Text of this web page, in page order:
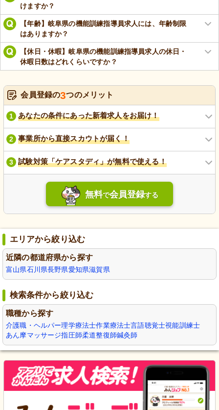
けますか？
【年齢】岐阜県の機能訓練指導員求人には、年齢制限
はありますか？
【休日・休暇】岐阜県の機能訓練指導員求人の休日・
休暇日数はどれくらいですか？
会員登録の3つのメリット
1 あなたの条件にあった新着求人をお届け！
2 事業所から直接スカウトが届く！
3 試験対策「ケアスタディ」が無料で使える！
無料で会員登録する
エリアから絞り込む
近隣の都道府県から探す
富山県石川県長野県愛知県滋賀県
検索条件から絞り込む
職種から探す
介護職・ヘルパー理学療法士作業療法士言語聴覚士視能訓練士
あん摩マッサージ指圧師柔道整復師鍼灸師